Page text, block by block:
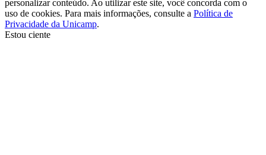
personalizar conteúdo. Ao utilizar este site, você concorda com o
uso de cookies. Para mais informações, consulte a Política de
Privacidade da Unicamp.
Estou ciente